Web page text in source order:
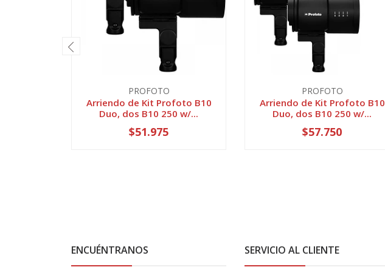
PROFOTO
Arriendo de Kit Profoto B10
Duo, dos B10 250 w/...
$51.975
PROFOTO
Arriendo de Kit Profoto B10
Duo, dos B10 250 w/...
$57.750
ENCUÉNTRANOS SERVICIO AL CLIENTE